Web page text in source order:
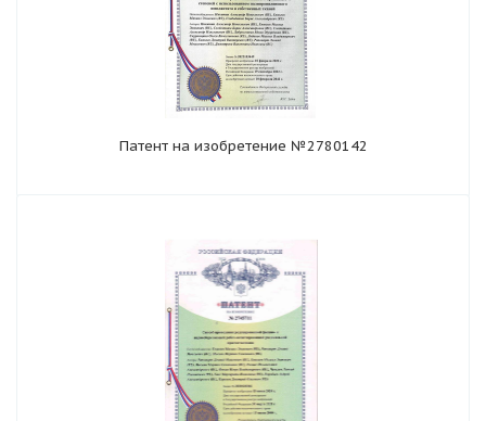
Патент на изобретение №2780142